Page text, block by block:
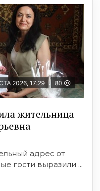
2026, 17:29 80
жительница
адрес от
гости выразили ...